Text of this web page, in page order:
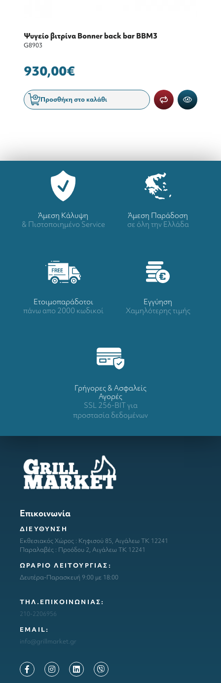
Ψυγείο βιτρίνα Bonner back bar BBM3
G8903
930,00€
Προσθήκη στο καλάθι
Άμεση Κάλυψη
& Πιστοποιημένο Service
Άμεση Παράδοση
σε όλη την Ελλάδα
Ετοιμοπαράδοτοι
πάνω απο 2000 κωδικοί
Eγγύηση
Χαμηλότερης τιμής
Γρήγορες & Ασφαλείς
Αγορές
SSL 256-BIT για
προστασία δεδομένων
Επικοινωνία
ΔΙΕΥΘΥΝΣΗ
Εκθεσιακός Χώρος : Κηφισού 85, Αιγάλεω ΤΚ 12241
Παραλαβές : Προόδου 2, Αιγάλεω ΤΚ 12241
ΩΡΑΡΙΟ ΛΕΙΤΟΥΡΓΙΑΣ:
Δευτέρα-Παρασκευή 9:00 με 18:00
ΤΗΛ.ΕΠΙΚΟΙΝΩΝΙΑΣ:
210-2206956
ΕΜΑΙL:
info@grillmarket.gr